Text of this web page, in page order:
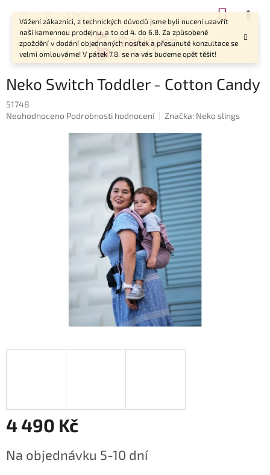
Vážení zákazníci, z technických důvodů jsme byli nuceni uzavřít
naši kamennou prodejnu, a to od 4. do 6.8. Za způsobené
zpoždění v dodání objednaných nosítek a přesunuté konzultace se
velmi omlouváme! V pátek 7.8. se na vás budeme opět těšit!
CZK
Neko Switch Toddler - Cotton Candy
51748
Průměrné
Neohodnoceno Podrobnosti hodnocení Značka: Neko slings
4 490 Kč
cena:
Na objednávku 5-10 dní